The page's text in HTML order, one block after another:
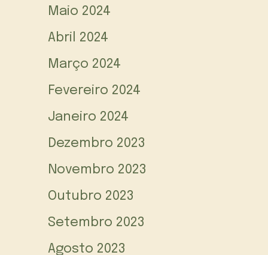
Maio 2024
Abril 2024
Março 2024
Fevereiro 2024
Janeiro 2024
Dezembro 2023
Novembro 2023
Outubro 2023
Setembro 2023
Agosto 2023